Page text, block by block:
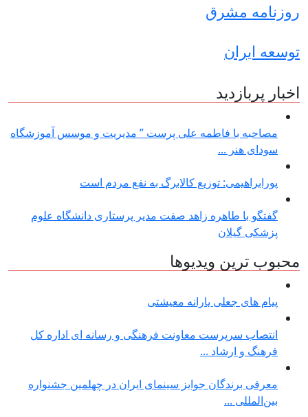
روزنامه مشرق
توسعه ایران
اخبار پربازدید
مصاحبه با فاطمه علی پرست ” مدیریت و موسس آموزشگاه
سودای هنر ...
پورابراهیمی: توزیع کالابرگ به نفع مردم است
گفتگو با طاهره زاهد صفت مدیر پرستاری دانشگاه علوم
پزشکی گیلان
محبوب ترین ویدیوها
پیام های جعلی یارانه معیشتی
انتصاب سرپرست معاونت فرهنگی و رسانه ای اداره کل
فرهنگ و ارشاد ...
معرفی برندگان جوایز سینمای ایران در چهلمین جشنواره
بین‌المللی ...